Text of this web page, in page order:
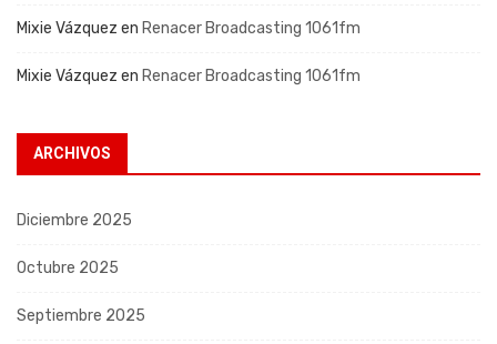
Mixie Vázquez en Renacer Broadcasting 1061fm
Mixie Vázquez en Renacer Broadcasting 1061fm
ARCHIVOS
Diciembre 2025
Octubre 2025
Septiembre 2025